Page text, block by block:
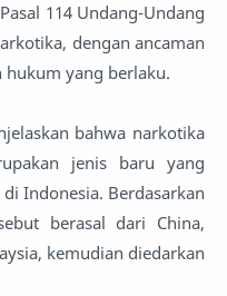
114 Undang-Undang
dengan ancaman
hukum yang berlaku.
bahwa narkotika
jenis baru yang
Indonesia. Berdasarkan
berasal dari China,
kemudian diedarkan